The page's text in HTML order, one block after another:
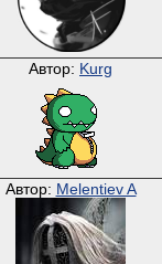
Автор: Kurg
Автор: Melentiev A